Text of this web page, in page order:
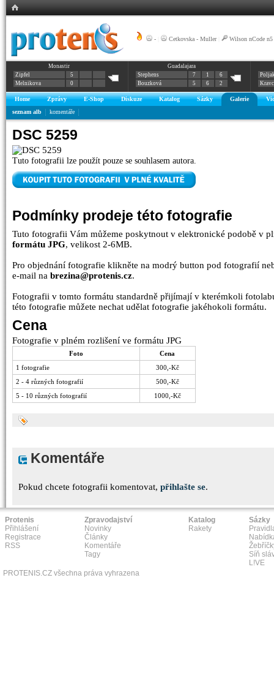
- Cetkovska - Muller| Wilson nCode n5
Monastir
Zipfel
5
Melnikova
0
Guadalajara
Stephens
7 1
6
Bouzková
5 6 2
Home Zprávy E-Shop Diskuze Katalog Sázky Galerie
seznam alb
komentáře
DSC 5259
Tuto fotografii lze použít pouze se souhlasem autora.
Podmínky prodeje této fotografie
Tuto fotografii Vám můžeme poskytnout v elektronické podobě v
formátu JPG, velikost 2-6MB.
Pro objednání fotografie klikněte na modrý button pod fotografií
e-mail na brezina@protenis.cz.
Fotografii v tomto formátu standardně přijímají v kterémkoli
této fotografie můžete nechat udělat fotografie jakéhokoli formátu.
Cena
Fotografie v plném rozlišení ve formátu JPG
Foto
Cena
1 fotografie
300,-Kč
2 - 4 různých fotografií
500,-Kč
5 - 10 různých fotografií
1000,-Kč
Komentáře
Pokud chcete fotografii komentovat, přihlašte se.
Protenis
Přihlášení
Registrace
RSS
Zpravodajství
Novinky
Články
Komentáře
Tagy
Katalog
Rakety
Sázky
Síň
L!VE
PROTENIS.CZ všechna práva vyhrazena